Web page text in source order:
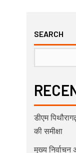
SEARCH
डीएम
की समीक्षा
मुख्य निर्वाचन